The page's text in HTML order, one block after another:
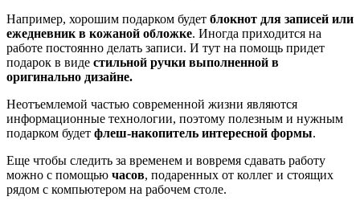
Например, хорошим подарком будет блокнот для записей или
ежедневник в кожаной обложке. Иногда приходится на
работе постоянно делать записи. И тут на помощь придет
подарок в виде стильной ручки выполненной в
оригинально дизайне.
Неотъемлемой частью современной жизни являются
информационные технологии, поэтому полезным и нужным
подарком будет флеш-накопитель интересной формы.
Еще чтобы следить за временем и вовремя сдавать работу
можно с помощью часов, подаренных от коллег и стоящих
рядом с компьютером на рабочем столе.